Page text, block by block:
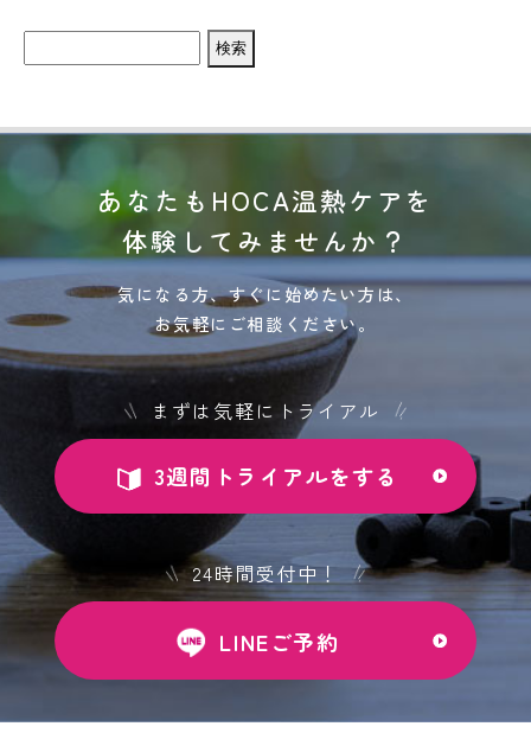
索:
あなたもHOCA温熱ケアを
体験してみませんか？
気になる方、すぐに始めたい方は、
お気軽にご相談ください。
まずは気軽にトライアル
3週間トライアルをする
24時間受付中！
LINEご予約